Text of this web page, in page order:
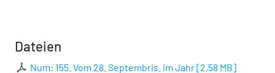
Dateien
Num: 155. Vom 28. Septembris. Im Jahr[2,58 MB]